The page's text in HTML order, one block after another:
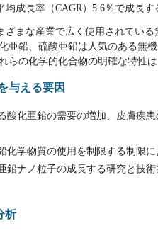
成長率（CAGR）5.6％で成長す
ざまな産業で広く使用されてい
亜鉛、硫酸亜鉛は人気のある無
らの化学的化合物の明確な特性
与える要因
酸化亜鉛の需要の増加、皮膚疾
化学物質の使用を制限する制限
鉛ナノ粒子の成長する研究と技
析